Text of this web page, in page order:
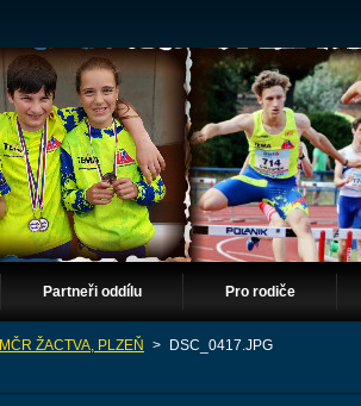
Partneři oddílu Pro rodiče
MČR ŽACTVA, PLZEŇ > DSC_0417.JPG